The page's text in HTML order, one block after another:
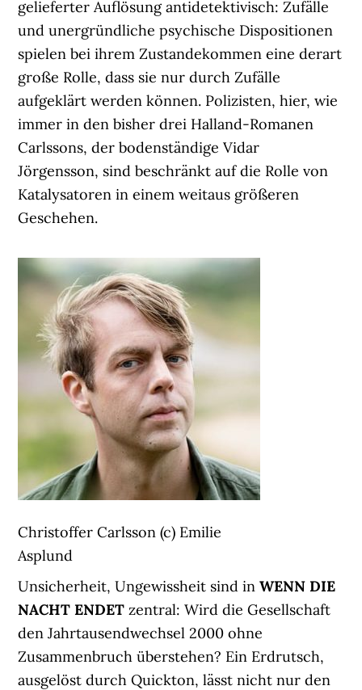
gelieferter Auflösung antidetektivisch: Zufälle
und unergründliche psychische Dispositionen
spielen bei ihrem Zustandekommen eine derart
große Rolle, dass sie nur durch Zufälle
aufgeklärt werden können. Polizisten, hier, wie
immer in den bisher drei Halland-Romanen
Carlssons, der bodenständige Vidar
Jörgensson, sind beschränkt auf die Rolle von
Katalysatoren in einem weitaus größeren
Geschehen.
Christoffer Carlsson (c) Emilie
Asplund
Unsicherheit, Ungewissheit sind inWENN DIE
NACHT ENDET zentral: Wird die Gesellschaft
den Jahrtausendwechsel 2000 ohne
Zusammenbruch überstehen? Ein Erdrutsch,
ausgelöst durch Quickton, lässt nicht nur den